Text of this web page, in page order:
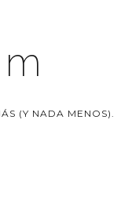
(Y NADA MENOS).